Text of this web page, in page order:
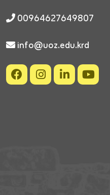
00964627649807
info@uoz.edu.krd